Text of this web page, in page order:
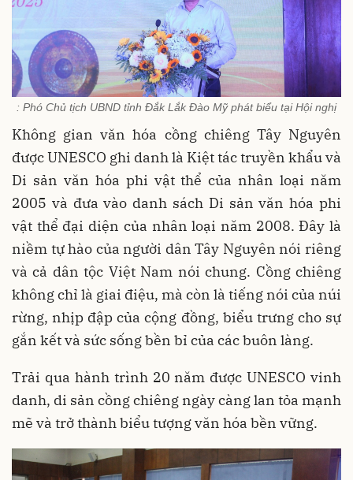
: Phó Chủ tịch UBND tỉnh Đắk Lắk Đào Mỹ phát biểu tại Hội nghị
Không gian văn hóa cồng chiêng Tây Nguyên
được UNESCO ghi danh là Kiệt tác truyền khẩu và
Di sản văn hóa phi vật thể của nhân loại năm
2005 và đưa vào danh sách Di sản văn hóa phi
vật thể đại diện của nhân loại năm 2008. Đây là
niềm tự hào của người dân Tây Nguyên nói riêng
và cả dân tộc Việt Nam nói chung. Cồng chiêng
không chỉ là giai điệu, mà còn là tiếng nói của núi
rừng, nhịp đập của cộng đồng, biểu trưng cho sự
gắn kết và sức sống bền bỉ của các buôn làng.
Trải qua hành trình 20 năm được UNESCO vinh
danh, di sản cồng chiêng ngày càng lan tỏa mạnh
mẽ và trở thành biểu tượng văn hóa bền vững.